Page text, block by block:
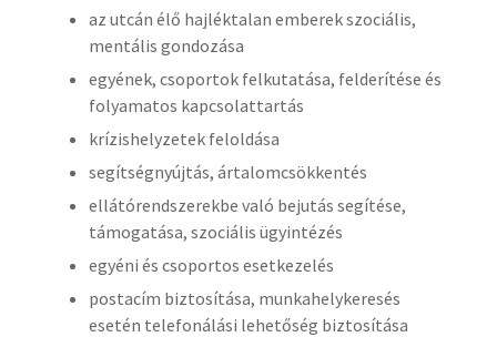
az utcán élő hajléktalan emberek szociális,
mentális gondozása
egyének, csoportok felkutatása, felderítése és
folyamatos kapcsolattartás
krízishelyzetek feloldása
segítségnyújtás, ártalomcsökkentés
ellátórendszerekbe való bejutás segítése,
támogatása, szociális ügyintézés
egyéni és csoportos esetkezelés
postacím biztosítása, munkahelykeresés
esetén telefonálási lehetőség biztosítása